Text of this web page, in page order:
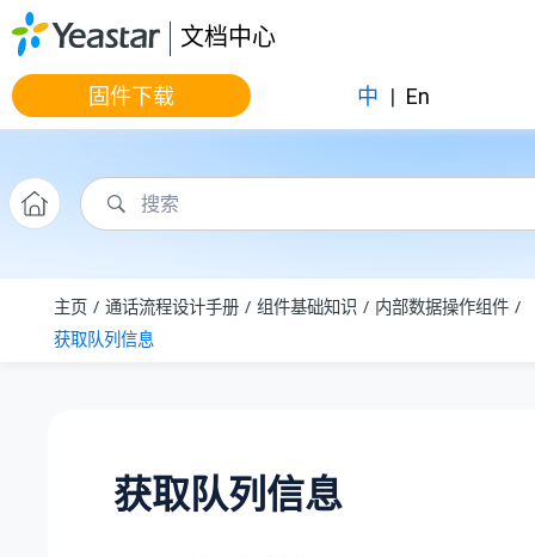
跳转到主要内容
文档中心
固件下载 中 | En
主页 通话流程设计手册 组件基础知识
内部数据操作组件
获取队列信息
获取队列信息